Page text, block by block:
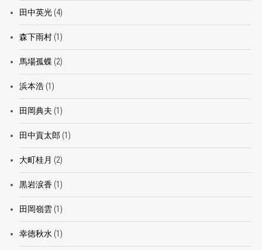
田中英光(4)
森下雨村(1)
馬場孤蝶 (2)
浜本浩(1)
田岡典夫 (1)
田中貢太郎 (1)
大町桂月 (2)
黒岩涙香(1)
田岡嶺雲(1)
幸徳秋水 (1)